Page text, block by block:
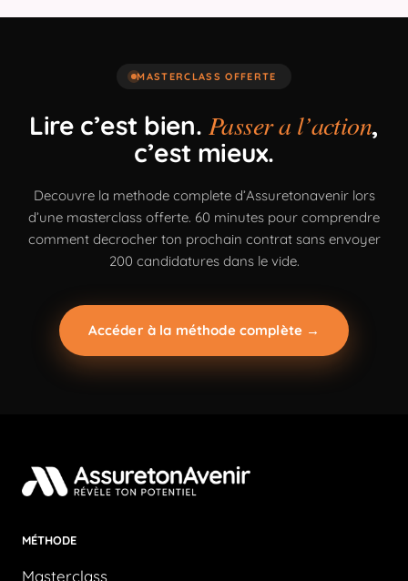
MASTERCLASS OFFERTE
Lire c’est bien. Passer a l’action,
c’est mieux.
Decouvre la methode complete d’Assuretonavenir lors
d’une masterclass offerte. 60 minutes pour comprendre
comment decrocher ton prochain contrat sans envoyer
200 candidatures dans le vide.
Accéder à la méthode complète →
MÉTHODE
Masterclass